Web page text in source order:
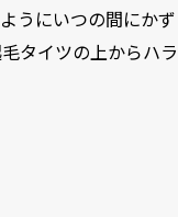
うにいつの間にかず
タイツの上からハラ